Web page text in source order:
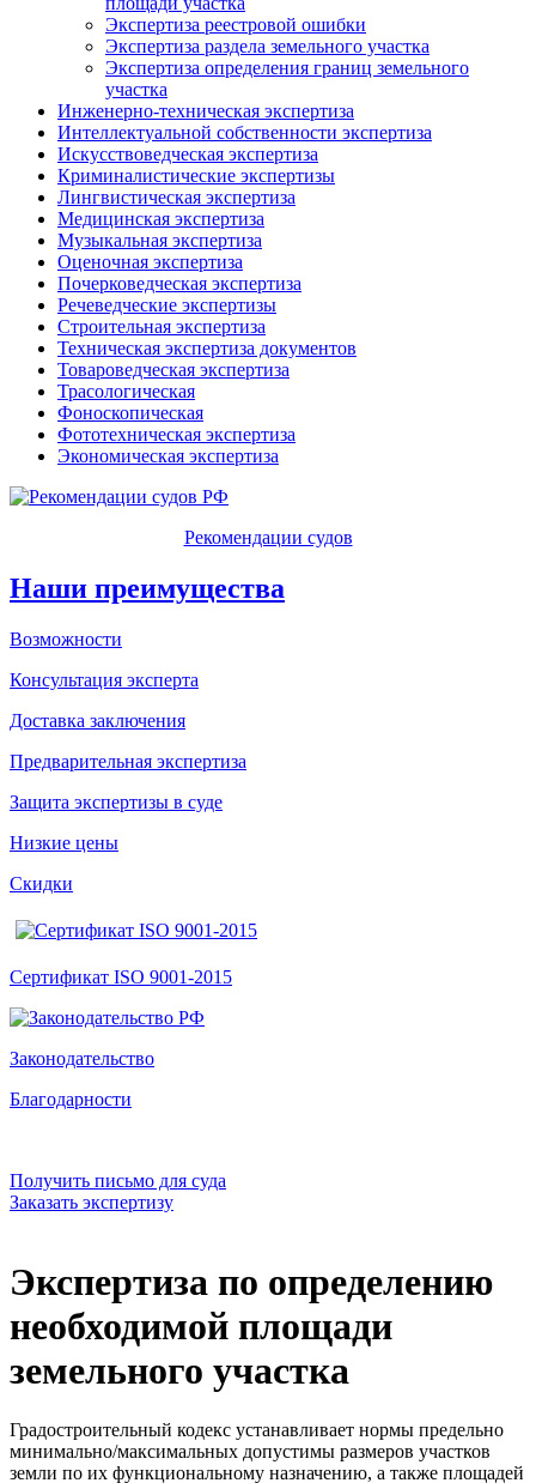
Экспертиза реестровой ошибки
Экспертиза раздела земельного участка
Экспертиза определения границ земельного
участка
Инженерно-техническая экспертиза
Интеллектуальной собственности экспертиза
Искусствоведческая экспертиза
Криминалистические экспертизы
Лингвистическая экспертиза
Медицинская экспертиза
Музыкальная экспертиза
Оценочная экспертиза
Почерковедческая экспертиза
Речеведческие экспертизы
Строительная экспертиза
Техническая экспертиза документов
Товароведческая экспертиза
Трасологическая
Фоноскопическая
Фототехническая экспертиза
Экономическая экспертиза
Рекомендации судов
Наши преимущества
Возможности
Консультация эксперта
Доставка заключения
Предварительная экспертиза
Защита экспертизы в суде
Низкие цены
Скидки
Сертификат ISO 9001-2015
Законодательство
Благодарности
Получить письмо для суда
Заказать экспертизу
Экспертиза по определению
необходимой площади
земельного участка
Градостроительный кодекс устанавливает нормы предельно
минимально/максимальных допустимы размеров участков
земли по их функциональному назначению, а также площадей